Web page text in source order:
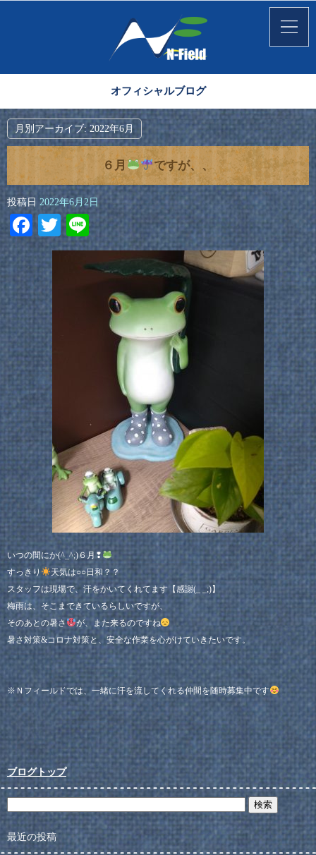
オフィシャルブログ
月別アーカイブ: 2022年6月
６月 ですが、、
投稿日 2022年6月2日
Facebook
Twitter
Line
いつの間にか(^_^;)６月❢
すっきり
天気は○○日和？？
スタッフは現場で、汗をかいてくれてます【感謝(_ _;)】
梅雨は、そこまできているらしいですが、
そのあとの暑さ
が、また来るのですね
暑さ対策&コロナ対策と、安全な作業を心がけていきたいです。
※Ｎフィールドでは、一緒に汗を流してくれる仲間を随時募集中です
ブログトップ
最近の投稿